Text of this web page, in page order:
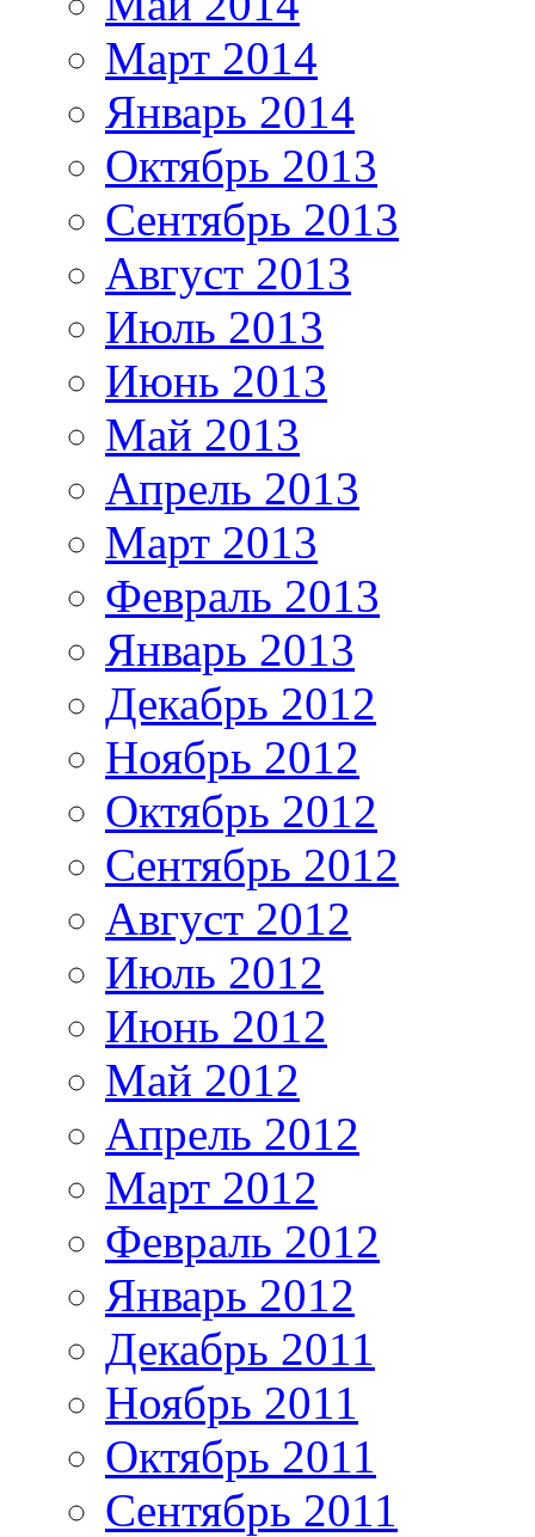
Март 2014
Январь 2014
Октябрь 2013
Сентябрь 2013
Август 2013
Июль 2013
Июнь 2013
Май 2013
Апрель 2013
Март 2013
Февраль 2013
Январь 2013
Декабрь 2012
Ноябрь 2012
Октябрь 2012
Сентябрь 2012
Август 2012
Июль 2012
Июнь 2012
Май 2012
Апрель 2012
Март 2012
Февраль 2012
Январь 2012
Декабрь 2011
Ноябрь 2011
Октябрь 2011
Сентябрь 2011